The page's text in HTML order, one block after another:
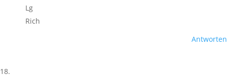
Lg
Rich
Antworten